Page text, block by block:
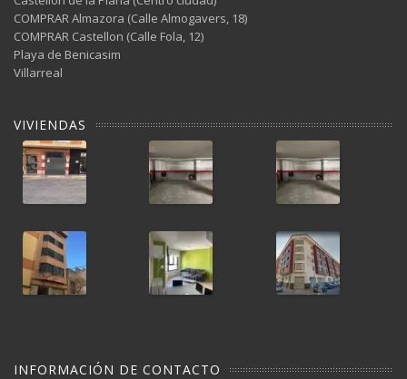
COMPRAR Almazora (Calle Almogavers, 18)
COMPRAR Castellon (Calle Fola, 12)
Playa de Benicasim
Villarreal
VIVIENDAS
INFORMACIÓN DE CONTACTO